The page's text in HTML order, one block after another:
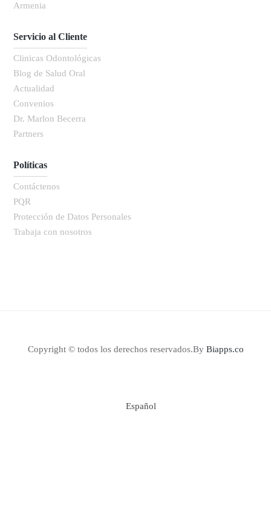
Armenia
Servicio al Cliente
Clinicas Odontológicas
Blog de Salud Oral
Actualidad
Convenios
Dr. Marlon Becerra
Partners
Políticas
Contáctenos
PQR
Protección de Datos Personales
Trabaja con nosotros
Copyright © todos los derechos reservados.By Biapps.co
Español